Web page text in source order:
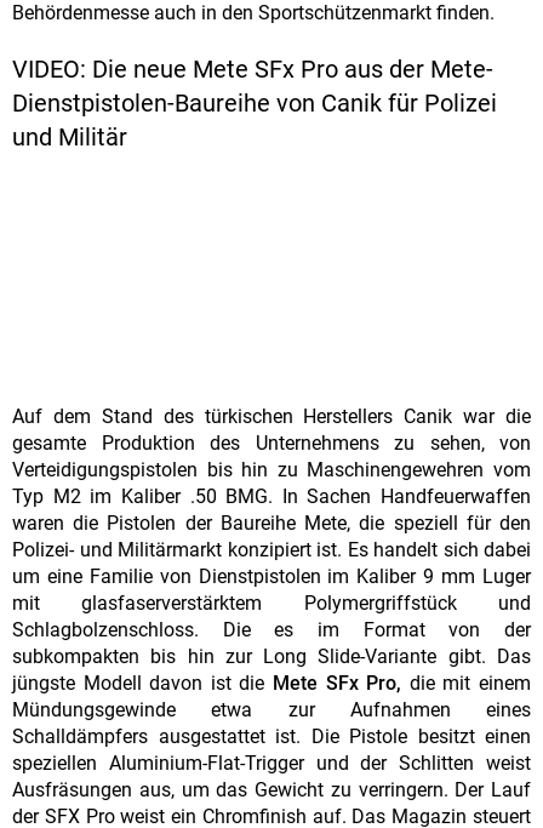
Behördenmesse auch in den Sportschützenmarkt finden.
VIDEO: Die neue Mete SFx Pro aus der Mete-
Dienstpistolen-Baureihe von Canik für Polizei
und Militär
Auf dem Stand des türkischen Herstellers Canik war die
gesamte Produktion des Unternehmens zu sehen, von
Verteidigungspistolen bis hin zu Maschinengewehren vom
Typ M2 im Kaliber .50 BMG. In Sachen Handfeuerwaffen
waren die Pistolen der Baureihe Mete, die speziell für den
Polizei- und Militärmarkt konzipiert ist. Es handelt sich dabei
um eine Familie von Dienstpistolen im Kaliber 9 mm Luger
mit glasfaserverstärktem Polymergriffstück und
Schlagbolzenschloss. Die es im Format von der
subkompakten bis hin zur Long Slide-Variante gibt. Das
jüngste Modell davon ist die Mete SFx Pro, die mit einem
Mündungsgewinde etwa zur Aufnahmen eines
Schalldämpfers ausgestattet ist. Die Pistole besitzt einen
speziellen Aluminium-Flat-Trigger und der Schlitten weist
Ausfräsungen aus, um das Gewicht zu verringern. Der Lauf
der SFX Pro weist ein Chromfinish auf. Das Magazin steuert